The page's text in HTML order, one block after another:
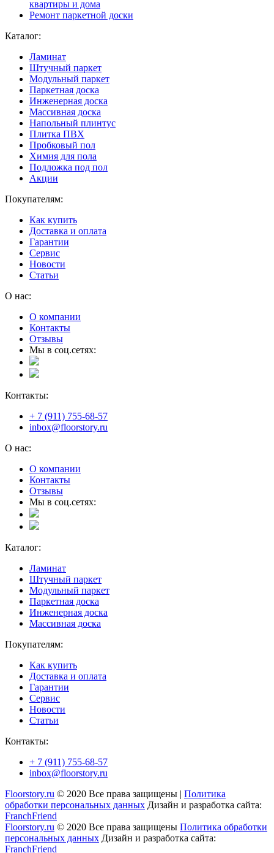
квартиры и дома
Ремонт паркетной доски
Каталог:
Ламинат
Штучный паркет
Модульный паркет
Паркетная доска
Инженерная доска
Массивная доска
Напольный плинтус
Плитка ПВХ
Пробковый пол
Химия для пола
Подложка под пол
Акции
Покупателям:
Как купить
Доставка и оплата
Гарантии
Сервис
Новости
Статьи
О нас:
О компании
Контакты
Отзывы
Мы в соц.сетях:
Контакты:
+ 7 (911) 755-68-57
inbox@floorstory.ru
О нас:
О компании
Контакты
Отзывы
Мы в соц.сетях:
Каталог:
Ламинат
Штучный паркет
Модульный паркет
Паркетная доска
Инженерная доска
Массивная доска
Покупателям:
Как купить
Доставка и оплата
Гарантии
Сервис
Новости
Статьи
Контакты:
+ 7 (911) 755-68-57
inbox@floorstory.ru
Floorstory.ru © 2020 Все права защищены | Политика
обработки персональных данных Дизайн и разработка сайта:
FranchFriend
Floorstory.ru © 2020 Все права защищены Политика обработки
персональных данных Дизайн и разработка сайта:
FranchFriend